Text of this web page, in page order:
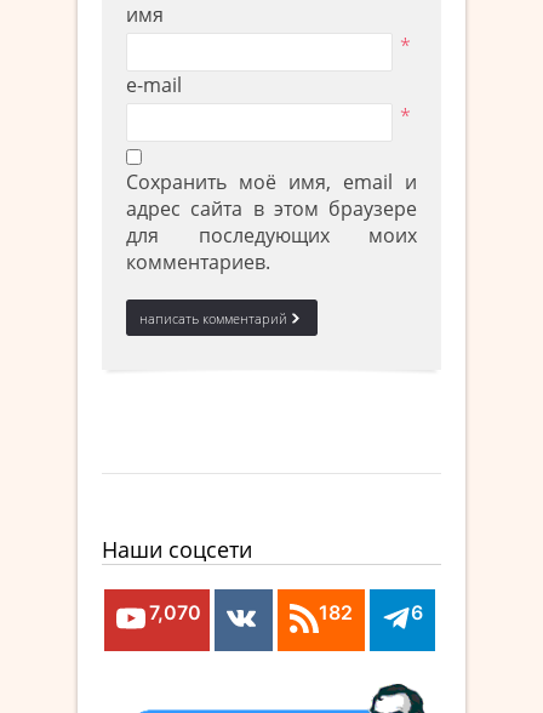
имя
*
e-mail
*
Сохранить моё имя, email и
адрес сайта в этом браузере
для последующих моих
комментариев.
Наши соцсети
7,070 182 6